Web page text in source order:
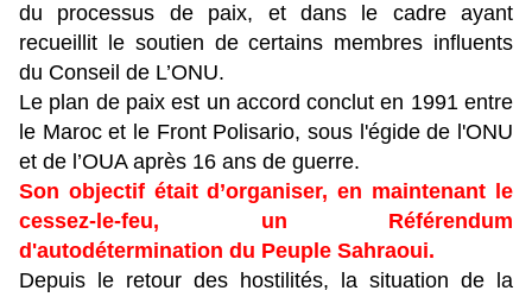
du processus de paix, et dans le cadre ayant
recueillit le soutien de certains membres influents
du Conseil de L’ONU.
Le plan de paix est un accord conclut en 1991 entre
le Maroc et le Front Polisario, sous l'égide de l'ONU
et de l’OUA après 16 ans de guerre.
Son objectif était d’organiser, en maintenant le
cessez-le-feu, un Référendum
d'autodétermination du Peuple Sahraoui.
Depuis le retour des hostilités, la situation de la